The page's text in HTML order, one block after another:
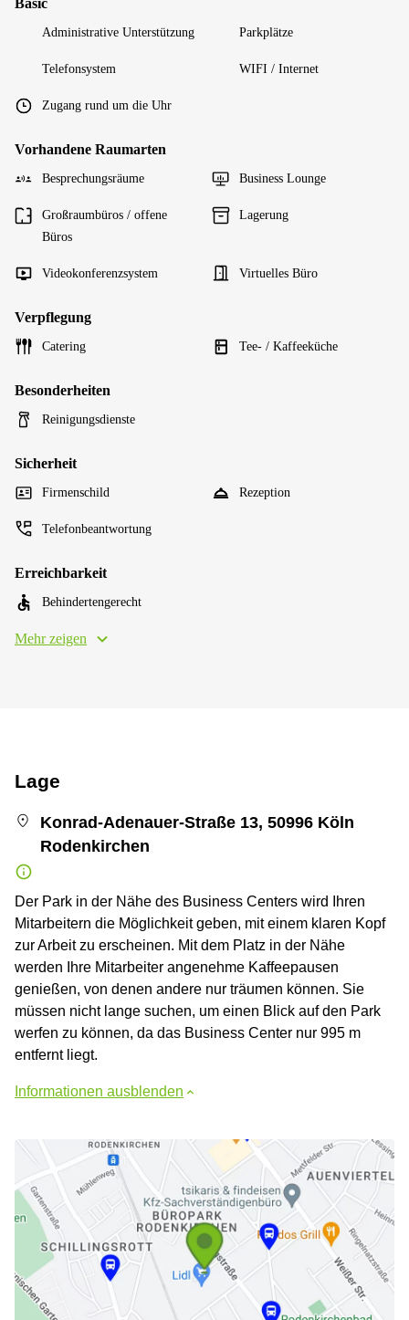
Administrative Unterstützung Parkplätze
Telefonsystem WIFI / Internet
Zugang rund um die Uhr
Vorhandene Raumarten
Besprechungsräume Business Lounge
Großraumbüros / offene
Büros
Lagerung
Videokonferenzsystem Virtuelles Büro
Verpflegung
Catering Tee- / Kaffeeküche
Besonderheiten
Reinigungsdienste
Sicherheit
Firmenschild Rezeption
Telefonbeantwortung
Erreichbarkeit
Behindertengerecht
Mehr zeigen
Lage
Konrad-Adenauer-Straße 13, 50996 Köln
Rodenkirchen
Der Park in der Nähe des Business Centers wird Ihren
Mitarbeitern die Möglichkeit geben, mit einem klaren Kopf
zur Arbeit zu erscheinen. Mit dem Platz in der Nähe
werden Ihre Mitarbeiter angenehme Kaffeepausen
genießen, von denen andere nur träumen können. Sie
müssen nicht lange suchen, um einen Blick auf den Park
werfen zu können, da das Business Center nur 995 m
entfernt liegt.
Informationen ausblenden